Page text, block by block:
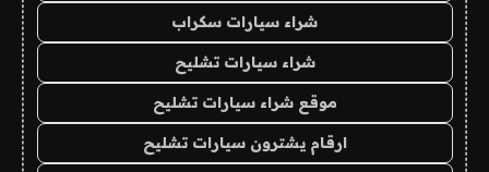
شراء سيارات سكراب
شراء سيارات تشليح
موقع شراء سيارات تشليح
ارقام يشترون سيارات تشليح